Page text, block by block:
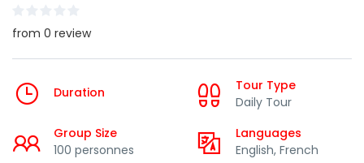
from 0 review
Duration
Tour Type
Daily Tour
Group Size
100 personnes
Languages
English, French